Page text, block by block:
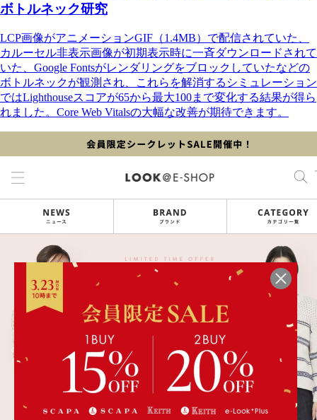
ボトルネック研究
LCP画像がアニメーションGIF（1.4MB）で配信されていた、
カルーセル非表示画像が初期表示時に一斉ダウンロードされて
いた、Google Fontsがレンダリングをブロックしていたなどの
ボトルネックが観測され、これらを解消するシミュレーション
ではLighthouseスコアが65から最大100まで変化する結果が得ら
れました。Core Web Vitalsの大幅な改善が期待できます。